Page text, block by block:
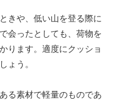
きや、低い山を登る際に
会ったとしても、荷物を
ります。適度にクッショ
ょう。
る素材で軽量のものであ